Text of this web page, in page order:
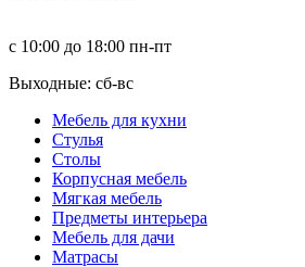
с 10:00 до 18:00 пн-пт
Выходные: сб-вc
Мебель для кухни
Стулья
Столы
Корпусная мебель
Мягкая мебель
Предметы интерьера
Мебель для дачи
Матраcы